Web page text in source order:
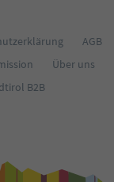
AGB
Über uns
B2B